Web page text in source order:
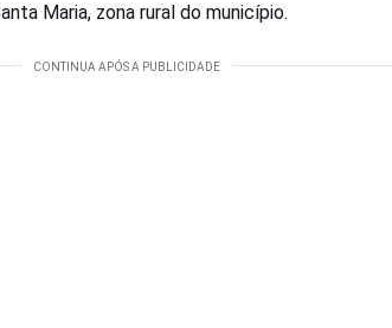
Maria, zona rural do município.